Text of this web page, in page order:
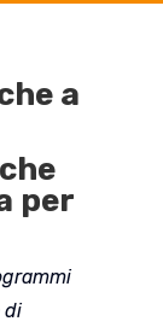
a
per
di